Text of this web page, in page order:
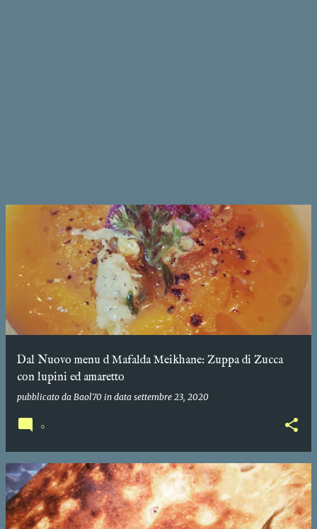
Dal Nuovo menu d Mafalda Meikhane: Zuppa di Zucca
con lupini ed amaretto
pubblicato da Baol70 in data settembre 23, 2020
0